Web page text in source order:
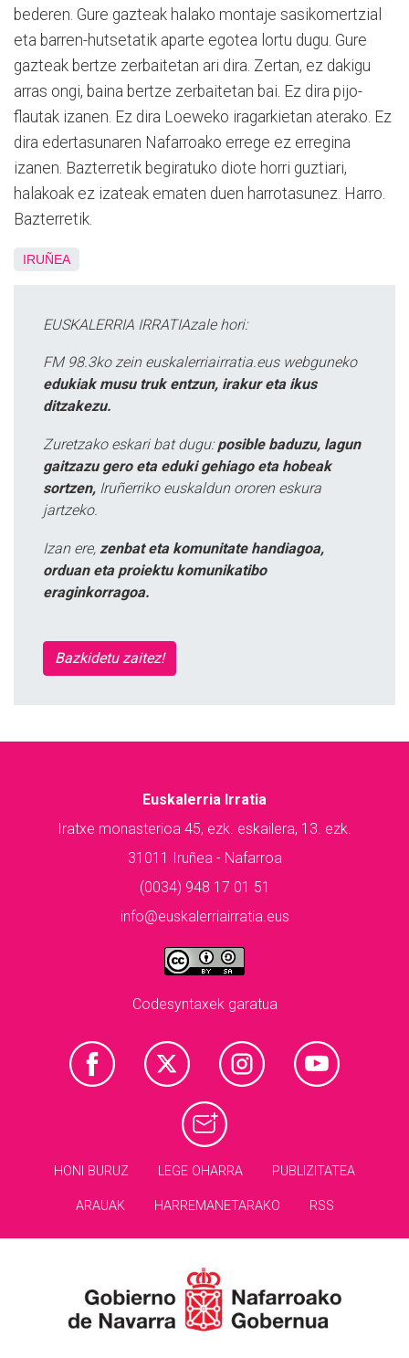
bederen. Gure gazteak halako montaje sasikomertzial
eta barren-hutsetatik aparte egotea lortu dugu. Gure
gazteak bertze zerbaitetan ari dira. Zertan, ez dakigu
arras ongi, baina bertze zerbaitetan bai. Ez dira pijo-
flautak izanen. Ez dira Loeweko iragarkietan aterako. Ez
dira edertasunaren Nafarroako errege ez erregina
izanen. Bazterretik begiratuko diote horri guztiari,
halakoak ez izateak ematen duen harrotasunez. Harro.
Bazterretik.
IRUÑEA
EUSKALERRIA IRRATIAzale hori:
FM 98.3ko zein euskalerriairratia.eus webguneko
edukiak musu truk entzun, irakur eta ikus
ditzakezu.
Zuretzako eskari bat dugu: posible baduzu, lagun
gaitzazu gero eta eduki gehiago eta hobeak
sortzen, Iruñerriko euskaldun ororen eskura
jartzeko.
Izan ere, zenbat eta komunitate handiagoa,
orduan eta proiektu komunikatibo
eraginkorragoa.
Bazkidetu zaitez!
Euskalerria Irratia
Iratxe monasterioa 45, ezk. eskailera, 13. ezk.
31011 Iruñea - Nafarroa
(0034) 948 17 01 51
info@euskalerriairratia.eus
Codesyntaxek garatua
HONI BURUZ LEGE OHARRA PUBLIZITATEA
ARAUAK HARREMANETARAKO RSS